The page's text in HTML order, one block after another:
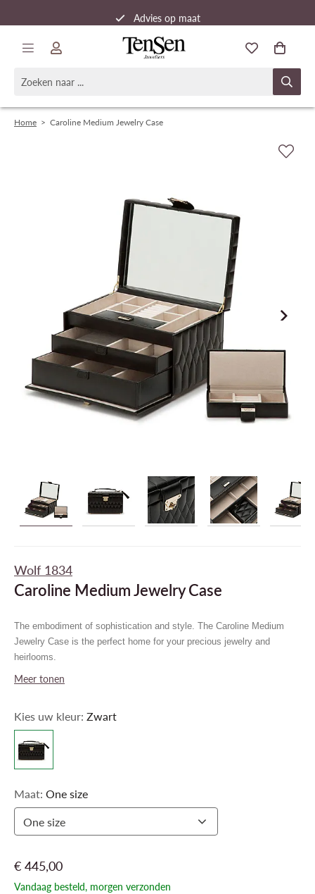
Advies op maat
Snelle verzending
Home > Caroline Medium Jewelry Case
Wolf 1834
Caroline Medium Jewelry Case
The embodiment of sophistication and style. The Caroline Medium
Jewelry Case is the perfect home for your precious jewelry and
heirlooms.
Meer tonen
Kies uw kleur: Zwart
Maat: One size
One size
€ 445,00
Vandaag besteld, morgen verzonden